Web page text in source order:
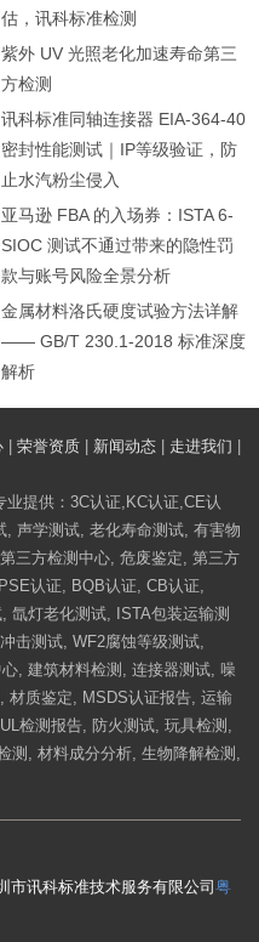
估，讯科标准检测
紫外 UV 光照老化加速寿命第三
方检测
讯科标准同轴连接器 EIA-364-40
密封性能测试｜IP等级验证，防
止水汽粉尘侵入
亚马逊 FBA 的入场券：ISTA 6-
SIOC 测试不通过带来的隐性罚
款与账号风险全景分析
金属材料洛氏硬度试验方法详解
—— GB/T 230.1-2018 标准深度
解析
荣誉资质 新闻动态 走进我们
提供：3C认证,KC认证,CE认
声学测试, 老化寿命测试, 有害物
三方检测中心, 危废鉴定, 第三方
认证, BQB认证, CB认证,
氙灯老化测试, ISTA包装运输测
击测试, WF2腐蚀等级测试,
, 建筑材料检测, 连接器测试, 噪
材质鉴定, MSDS认证报告, 运输
检测报告, 防火测试, 玩具检测,
测, 材料成分分析, 生物降解检测,
市讯科标准技术服务有限公司 粤